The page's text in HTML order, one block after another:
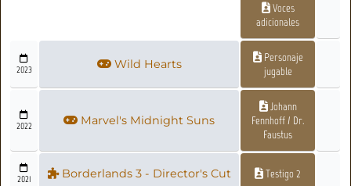
Voces
adicionales
2023 Wild Hearts
Personaje
jugable
2022 Marvel's Midnight Suns
Johann
Fennhoff / Dr.
Faustus
2021 Borderlands 3 - Director's Cut Testigo 2